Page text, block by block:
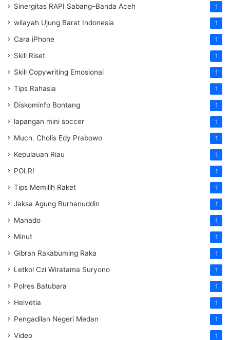
Sinergitas RAPI Sabang–Banda Aceh 1
wilayah Ujung Barat Indonesia 1
Cara iPhone 1
Skill Riset 1
Skill Copywriting Emosional 1
Tips Rahasia 1
Diskominfo Bontang 1
lapangan mini soccer 1
Much. Cholis Edy Prabowo 1
Kepulauan Riau 1
POLRI 1
Tips Memilih Raket 1
Jaksa Agung Burhanuddin 1
Manado 1
Minut 1
Gibran Rakabuming Raka 1
Letkol Czi Wiratama Suryono 1
Polres Batubara 1
Helvetia 1
Pengadilan Negeri Medan 1
Video 1